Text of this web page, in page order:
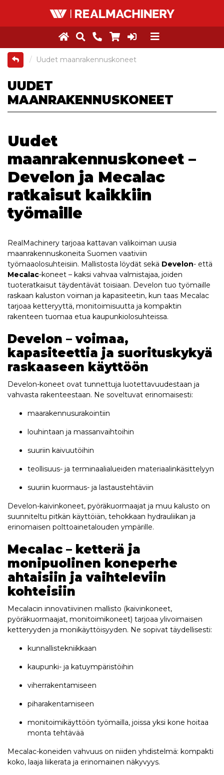
Uudet maanrakennuskoneet
UUDET
MAANRAKENNUSKONEET
Uudet
maanrakennuskoneet –
Develon ja Mecalac
ratkaisut kaikkiin
työmaille
RealMachinery tarjoaa kattavan valikoiman uusia
maanrakennuskoneita Suomen vaativiin
työmaaolosuhteisiin. Mallistosta löydät sekä Develon- että
Mecalac-koneet – kaksi vahvaa valmistajaa, joiden
tuoteratkaisut täydentävät toisiaan. Develon tuo työmaille
raskaan kaluston voiman ja kapasiteetin, kun taas Mecalac
tarjoaa ketteryyttä, monitoimisuutta ja kompaktin
rakenteen tuomaa etua kaupunkiolosuhteissa.
Develon – voimaa,
kapasiteettia ja suorituskykyä
raskaaseen käyttöön
Develon-koneet ovat tunnettuja luotettavuudestaan ja
vahvasta rakenteestaan. Ne soveltuvat erinomaisesti:
maarakennusurakointiin
louhintaan ja massanvaihtoihin
suuriin kaivuutöihin
teollisuus- ja terminaalialueiden materiaalinkäsittelyyn
suuriin kuormaus- ja lastaustehtäviin
Develon-kaivinkoneet, pyöräkuormaajat ja muu kalusto on
suunniteltu pitkän käyttöiän, tehokkaan hydrauliikan ja
erinomaisen polttoainetalouden ympärille.
Mecalac – ketterä ja
monipuolinen koneperhe
ahtaisiin ja vaihteleviin
kohteisiin
Mecalacin innovatiivinen mallisto (kaivinkoneet,
pyöräkuormaajat, monitoimikoneet) tarjoaa ylivoimaisen
ketteryyden ja monikäyttöisyyden. Ne sopivat täydellisesti:
kunnallistekniikkaan
kaupunki- ja katuympäristöihin
viherrakentamiseen
piharakentamiseen
monitoimikäyttöön työmailla, joissa yksi kone hoitaa
monta tehtävää
Mecalac-koneiden vahvuus on niiden yhdistelmä: kompakti
koko, laaja liikerata ja erinomainen näkyvyys.